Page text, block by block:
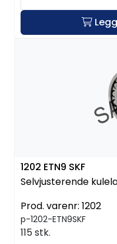
1202 ETN9 SKF
Selvjusterende
Prod. varenr: 1202
p-1202-ETN9SKF
115 stk.